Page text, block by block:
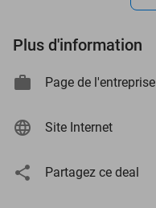
Plus d'information
Page de l'entreprise
Site Internet
Partagez ce deal